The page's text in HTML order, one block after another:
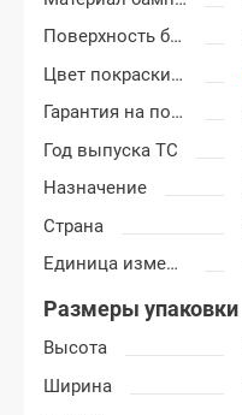
Поверхность бампера
Цвет покраски Шевроле Нива
Гарантия на покраску
Год выпуска ТС
Назначение
Страна
Единица измерения
Размеры упаковки
Высота
Ширина